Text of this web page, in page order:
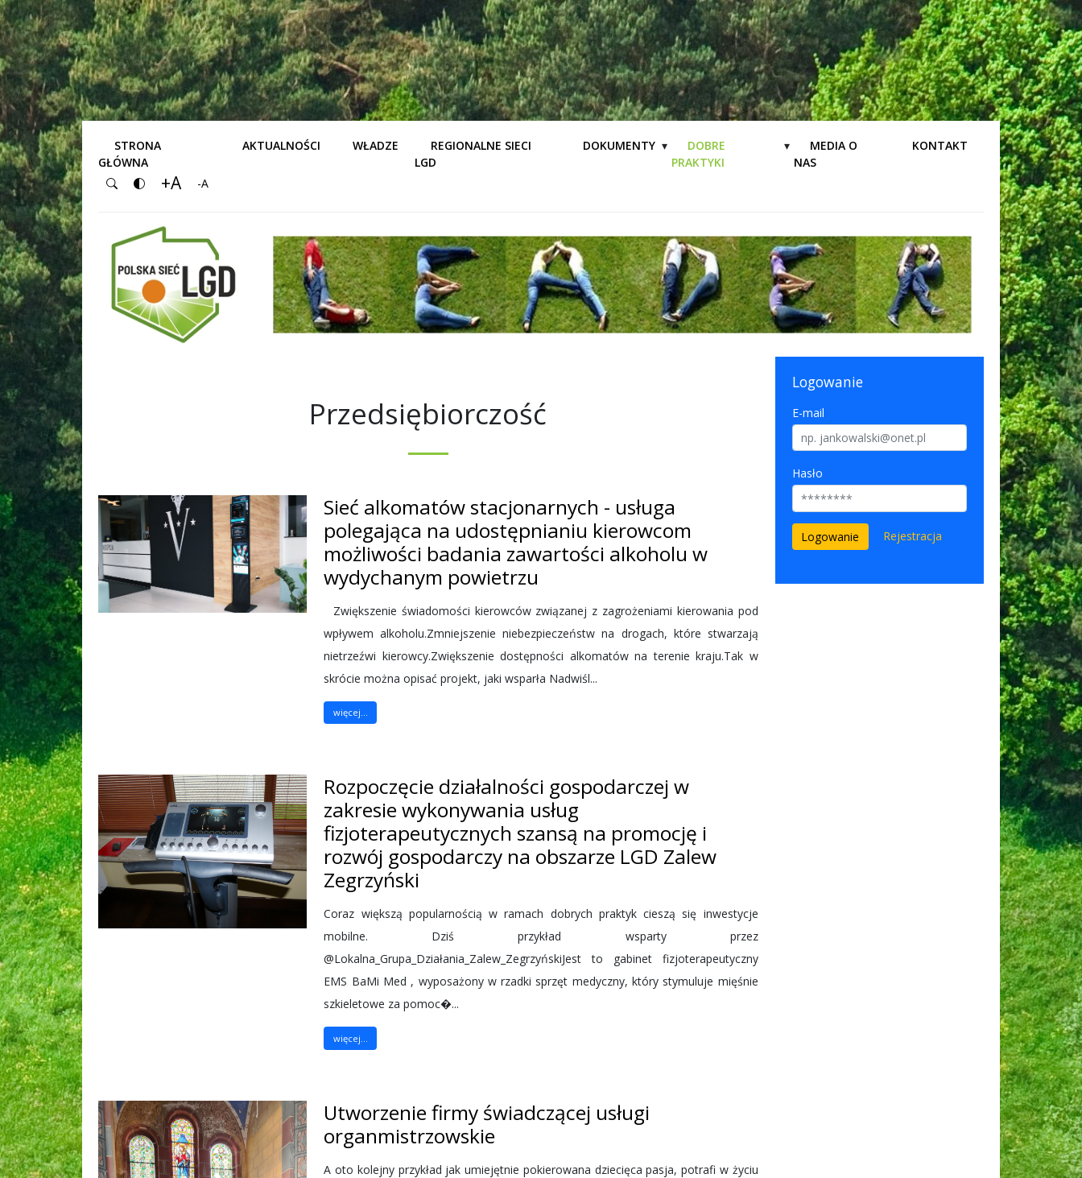
STRONA
GŁÓWNA
AKTUALNOŚCI WŁADZE
REGIONALNE SIECI
LGD
DOKUMENTY
DOBRE
PRAKTYKI
MEDIA O
NAS
KONTAKT
+A -A
Przedsiębiorczość
Sieć alkomatów stacjonarnych - usługa
polegająca na udostępnianiu kierowcom
możliwości badania zawartości alkoholu w
wydychanym powietrzu
Zwiększenie świadomości kierowców związanej z zagrożeniami kierowania pod
wpływem alkoholu.Zmniejszenie niebezpieczeństw na drogach, które stwarzają
nietrzeźwi kierowcy.Zwiększenie dostępności alkomatów na terenie kraju.Tak w
skrócie można opisać projekt, jaki wsparła Nadwiśl...
więcej...
Rozpoczęcie działalności gospodarczej w
zakresie wykonywania usług
fizjoterapeutycznych szansą na promocję i
rozwój gospodarczy na obszarze LGD Zalew
Zegrzyński
Coraz większą popularnością w ramach dobrych praktyk cieszą się inwestycje
mobilne. Dziś przykład wsparty przez
@Lokalna_Grupa_Działania_Zalew_ZegrzyńskiJest to gabinet fizjoterapeutyczny
EMS BaMi Med , wyposażony w rzadki sprzęt medyczny, który stymuluje mięśnie
szkieletowe za pomoc�...
więcej...
Utworzenie firmy świadczącej usługi
organmistrzowskie
A oto kolejny przykład jak umiejętnie pokierowana dziecięca pasja, potrafi w życiu
Logowanie
E-mail
Hasło
Rejestracja